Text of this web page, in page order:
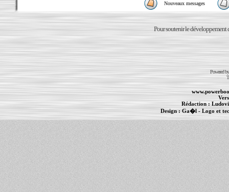
Nouveaux messages
Pour soutenir le développement
Powered
Rédaction :
Design :Ga�l- Logo et
Informations : PowerBook- MacBook Pro -